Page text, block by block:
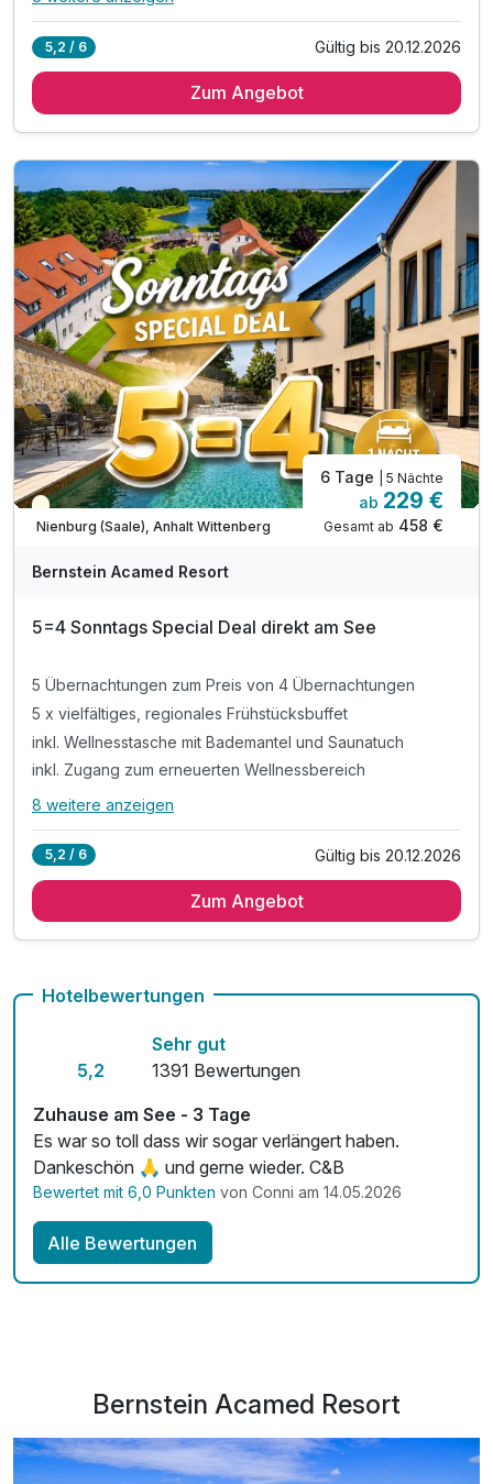
Alle Inklusivleistungen
5 x vielfältiges, regionales Frühstücksbuffet
1 x Flasche Prosecco im SPA für prickelnde Momente
5 x reichhaltiges Mittagsbuffet
5 x genüssliche Kaffee- und Kuchenzeit
1 x Flasche Sekt & Pralinen auf dem Zimmer
1 x kleines Bernstein-Souvenir pro Zimmer
1 x Wellnesstasche: Bademantel und Saunatuch
inkl. Zugang zum Wellnessbereich „Salzkristall“
inkl. Saunalandschaft und beheizter Außenpool
5,2 / 6 Gültig bis 20.12.2026
Zum Angebot
WAR
202
Teilweise ausgelastet
Nienburg (Saale), Anhalt Wittenberg
6 Tage | 5 Nächte
ab 229 €
Gesamt ab 458 €
Bernstein Acamed Resort
5=4 Sonntags Special Deal direkt am See
5 Übernachtungen zum Preis von 4 Übernachtungen
5 x vielfältiges, regionales Frühstücksbuffet
inkl. Wellnesstasche mit Bademantel und Saunatuch
inkl. Zugang zum erneuerten Wellnessbereich
Alle Inklusivleistungen
5 x vielfältiges, regionales Frühstücksbuffet
inkl. vielfältige Saunalandschaft & Dampfbad
inkl. Wellnessnutzung bis 15 Uhr am Abreisetag
inkl. Außenpool - im Winter beheizt
inkl. Minigolf, Tischtennis und Volleyballfeld
inkl. Fahrradverleih nach Verfügbarkeit
inkl. kostenfreiem Parkplatz am Hotel
8 weitere anzeigen
5,2 / 6 Gültig bis 20.12.2026
Zum Angebot
Hotelbewertungen
5,2
Sehr gut
1391 Bewertungen
Zuhause am See - 3 Tage
Es war so toll dass wir sogar verlängert haben.
Dankeschön 🙏 und gerne wieder. C&B
Bewertet mit 6,0 Punkten von Conni am 14.05.2026
Alle Bewertungen
Bernstein Acamed Resort